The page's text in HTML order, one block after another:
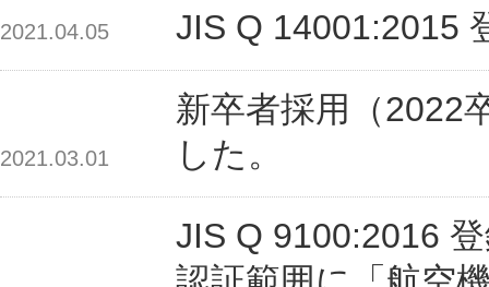
2021.04.05 JIS Q 14001:2015
2021.03.01
新卒者採用（2022
した。
JIS Q 9100:2016